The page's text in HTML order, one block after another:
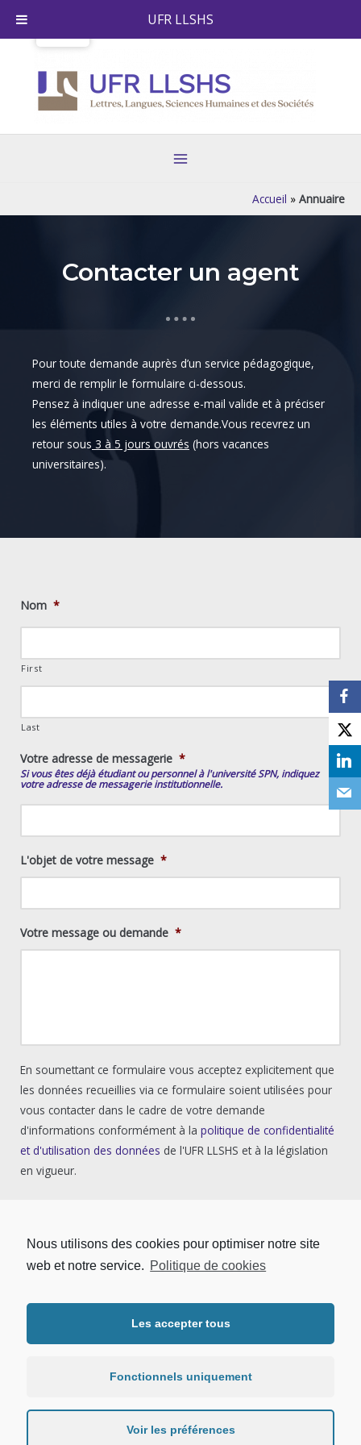
Nous utilisons des cookies pour optimiser notre site
web et notre service. Politique de cookies
Les accepter tous
Fonctionnels uniquement
Voir les préférences
Menu
Accueil » Annuaire
Contacter un agent
Pour toute demande auprès d’un service pédagogique,
merci de remplir le formulaire ci-dessous.
Pensez à indiquer une adresse e-mail valide et à préciser
les éléments utiles à votre demande.Vous recevrez un
retour sous 3 à 5 jours ouvrés (hors vacances
universitaires).
Nom *
First
Last
Votre adresse de messagerie *
Si vous êtes déjà étudiant ou personnel à l'université SPN, indiquez
votre adresse de messagerie institutionnelle.
L'objet de votre message *
Votre message ou demande *
En soumettant ce formulaire vous acceptez explicitement que
les données recueillies via ce formulaire soient utilisées pour
vous contacter dans le cadre de votre demande
d'informations conformément à la politique de confidentialité
et d'utilisation des données de l'UFR LLSHS et à la législation
en vigueur.
personnelles
UFR LLSHS